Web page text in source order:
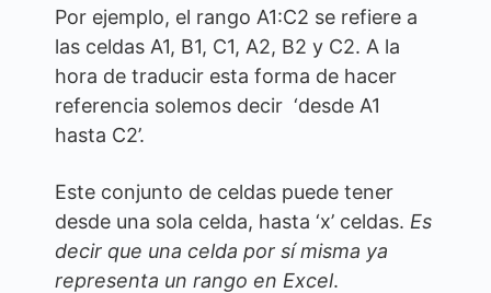
Por ejemplo, el rango A1:C2 se refiere a
las celdas A1, B1, C1, A2, B2 y C2. A la
hora de traducir esta forma de hacer
referencia solemos decir ‘desde A1
hasta C2’.
Este conjunto de celdas puede tener
desde una sola celda, hasta ‘x’ celdas. Es
decir que una celda por sí misma ya
representa un rango en Excel.